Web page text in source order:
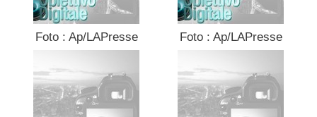
Foto : Ap/LAPresse Foto : Ap/LAPresse